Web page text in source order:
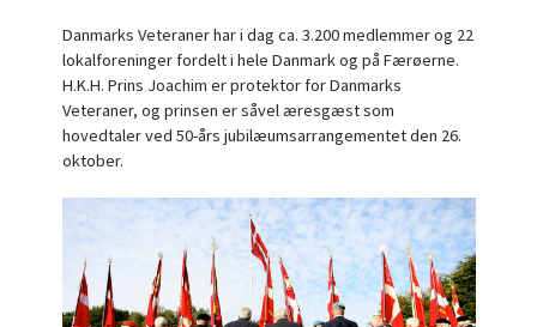
Danmarks Veteraner har i dag ca. 3.200 medlemmer og 22
lokalforeninger fordelt i hele Danmark og på Færøerne.
H.K.H. Prins Joachim er protektor for Danmarks
Veteraner, og prinsen er såvel æresgæst som
hovedtaler ved 50-års jubilæumsarrangementet den 26.
oktober.